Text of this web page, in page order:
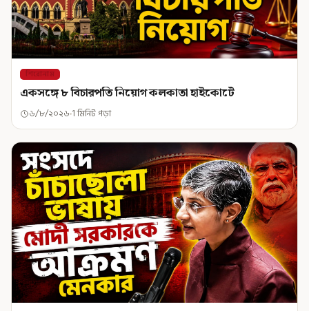
শিরোনাম
একসঙ্গে ৮ বিচারপতি নিয়োগ কলকাতা হাইকোর্টে
৬/৮/২০২৬ 1 মিনিট পড়া